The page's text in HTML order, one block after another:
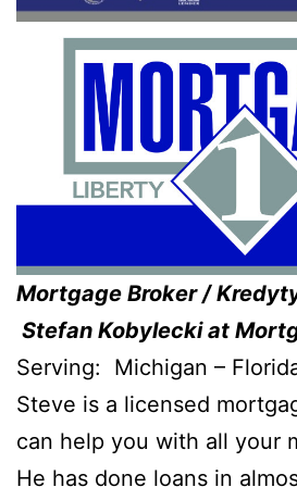
Mortgage Broker /
Stefan Kobyleckiat
Serving: Michigan –
Steve is a licensed
can help you with all your
He has done loans in